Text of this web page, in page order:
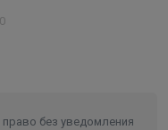
без уведомления